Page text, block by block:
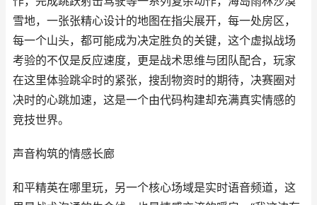
雪地，一张张精心设计的地图在指尖展开，每一处房区，
每一个山头，都可能成为决定胜负的关键，这个虚拟战场
考验的不仅是反应速度，更是战术思维与团队配合，玩家
在这里体验跳伞时的紧张，搜刮物资时的期待，决赛圈对
决时的心跳加速，这是一个由代码构建却充满真实情感的
竞技世界。
声音构筑的情感长廊
和平精英在哪里玩，另一个核心场域是实时语音频道，这